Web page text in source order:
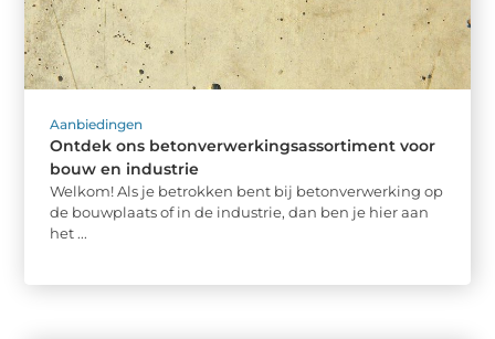
Aanbiedingen
Ontdek ons betonverwerkingsassortiment voor
bouw en industrie
Welkom! Als je betrokken bent bij betonverwerking op
de bouwplaats of in de industrie, dan ben je hier aan
het ...